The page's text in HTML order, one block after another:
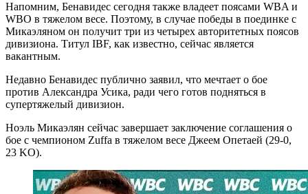
Напомним, Бенавидес сегодня также владеет поясами WBA и
WBO в тяжелом весе. Поэтому, в случае победы в поединке с
Микаэляном он получит три из четырех авторитетных поясов
дивизиона. Титул IBF, как известно, сейчас является
вакантным.
Недавно Бенавидес публично заявил, что мечтает о бое
против Александра Усика, ради чего готов подняться в
супертяжелый дивизион.
Ноэль Микаэлян сейчас завершает заключение соглашения о
бое с чемпионом Zuffa в тяжелом весе Джеем Опетаей (29-0,
23 KO).